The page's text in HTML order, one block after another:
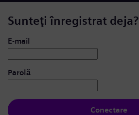
Sunteţi înregistrat deja?
Conectare: utilizator și parolă
E-mail
Parolă
Conectare